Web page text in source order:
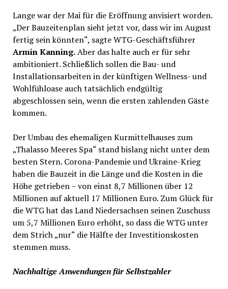
Lange war der Mai für die Eröffnung anvisiert worden.
„Der Bauzeitenplan sieht jetzt vor, dass wir im August
fertig sein könnten“, sagte WTG-Geschäftsführer
Armin Kanning.Aber das halte auch er für sehr
ambitioniert. Schließlich sollen die Bau- und
Installationsarbeiten in der künftigen Wellness- und
Wohlfühloase auch tatsächlich endgültig
abgeschlossen sein, wenn die ersten zahlenden Gäste
kommen.
Der Umbau des ehemaligen Kurmittelhauses zum
„Thalasso Meeres Spa“ stand bislang nicht unter dem
besten Stern. Corona-Pandemie und Ukraine-Krieg
haben die Bauzeit in die Länge und die Kosten in die
Höhe getrieben – von einst 8,7 Millionen über 12
Millionen auf aktuell 17 Millionen Euro. Zum Glück für
die WTG hat das Land Niedersachsen seinen Zuschuss
um 5,7 Millionen Euro erhöht, so dass die WTG unter
dem Strich „nur“ die Hälfte der Investitionskosten
stemmen muss.
Nachhaltige Anwendungen für Selbstzahler